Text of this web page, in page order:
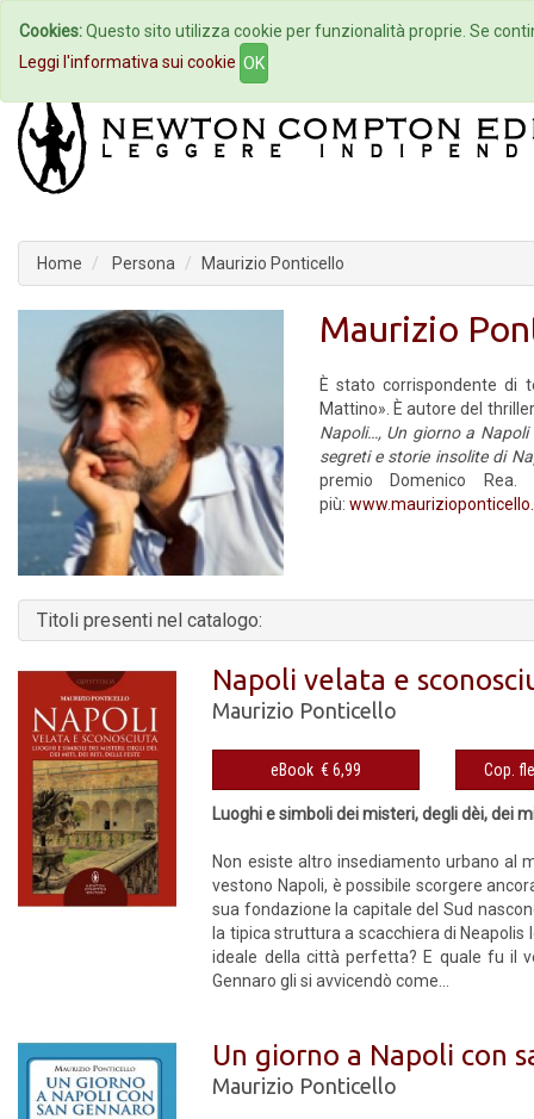
Home Autori Eventi
Home Persona Maurizio Ponticello
Maurizio
È stato corrispondente di
Mattino». È autore del
Napoli…, Un giorno a Napoli
segreti e storie insolite di
premio Domenico
più:
Titoli presenti nel catalogo:
Napoli velata e
Maurizio Ponticello
eBook € 6,99
Luoghi e simboli dei misteri, degli dèi, dei
Non esiste altro insediamento urbano al
vestono Napoli, è possibile scorgere
sua fondazione la capitale del Sud
la tipica struttura a scacchiera di
ideale della città perfetta? E quale fu il
Gennaro gli si avvicendò come...
Un giorno a Napoli con
Maurizio Ponticello
Cookies:Questo sito utilizza cookie per funzionalità proprie. Se
Leggi l'informativa sui cookie OK